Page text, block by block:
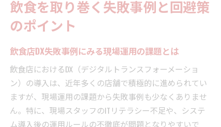
飲食を取り巻く失敗事例と回避策
のポイント
飲食店DX失敗事例にみる現場運用の課題とは
飲食店におけるDX（デジタルトランスフォーメーショ
ン）の導入は、近年多くの店舗で積極的に進められてい
ますが、現場運用の課題から失敗事例も少なくありませ
ん。特に、現場スタッフのITリテラシー不足や、システ
ム導入後の運用ルールの不徹底が問題となりやすいで